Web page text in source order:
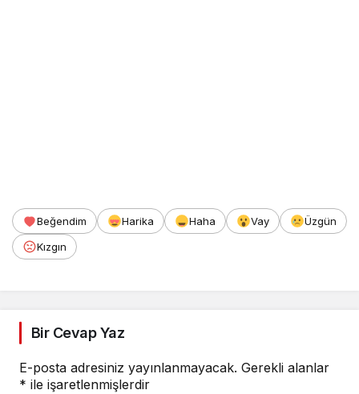
Beğendim Harika Haha Vay
Üzgün
Kızgın
Bir Cevap Yaz
E-posta adresiniz yayınlanmayacak. Gerekli alanlar
* ile işaretlenmişlerdir